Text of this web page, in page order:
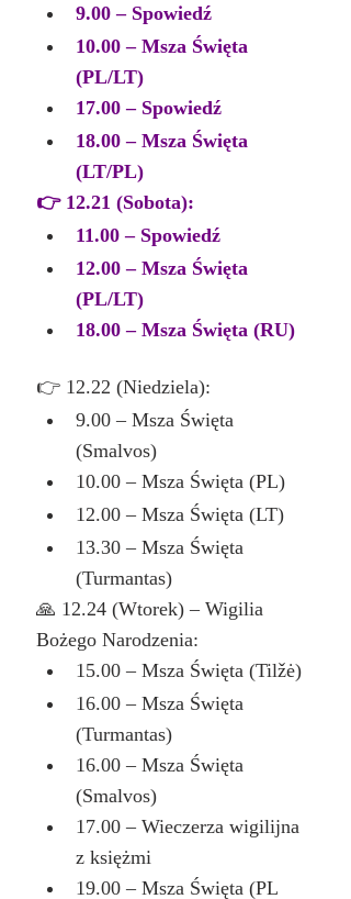
9.00 – Spowiedź
10.00 – Msza Święta
(PL/LT)
17.00 – Spowiedź
18.00 – Msza Święta
(LT/PL)
👉 12.21 (Sobota):
11.00 – Spowiedź
12.00 – Msza Święta
(PL/LT)
18.00 – Msza Święta (RU)
👉 12.22 (Niedziela):
9.00 – Msza Święta
(Smalvos)
10.00 – Msza Święta (PL)
12.00 – Msza Święta (LT)
13.30 – Msza Święta
(Turmantas)
🙏 12.24 (Wtorek) – Wigilia
Bożego Narodzenia:
15.00 – Msza Święta (Tilžė)
16.00 – Msza Święta
(Turmantas)
16.00 – Msza Święta
(Smalvos)
17.00 – Wieczerza wigilijna
z księżmi
19.00 – Msza Święta (PL